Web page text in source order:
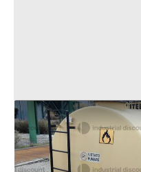
48#10183 Cisterna
(Cosenza)
1.500 €